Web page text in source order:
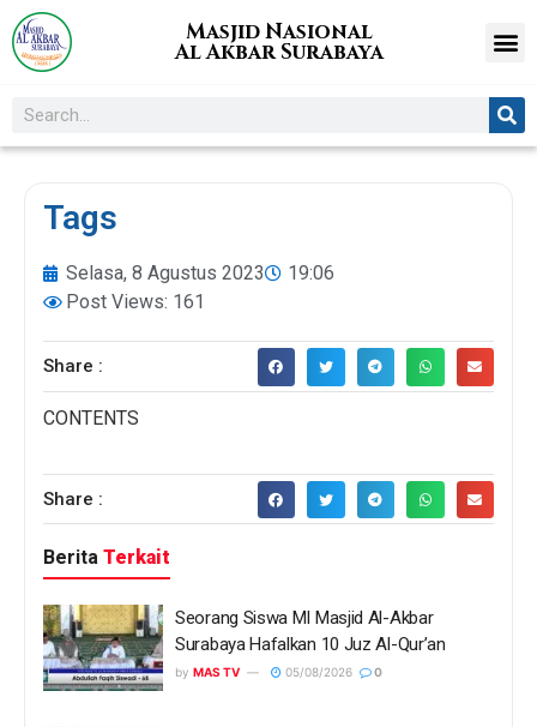
Masjid Nasional
Al Akbar Surabaya
Tags
Selasa, 8 Agustus 2023
19:06
Post Views: 161
Share :
CONTENTS
Share :
Berita Terkait
Seorang Siswa MI Masjid Al-Akbar
Surabaya Hafalkan 10 Juz Al-Qur’an
by MAS TV 05/08/2026 0